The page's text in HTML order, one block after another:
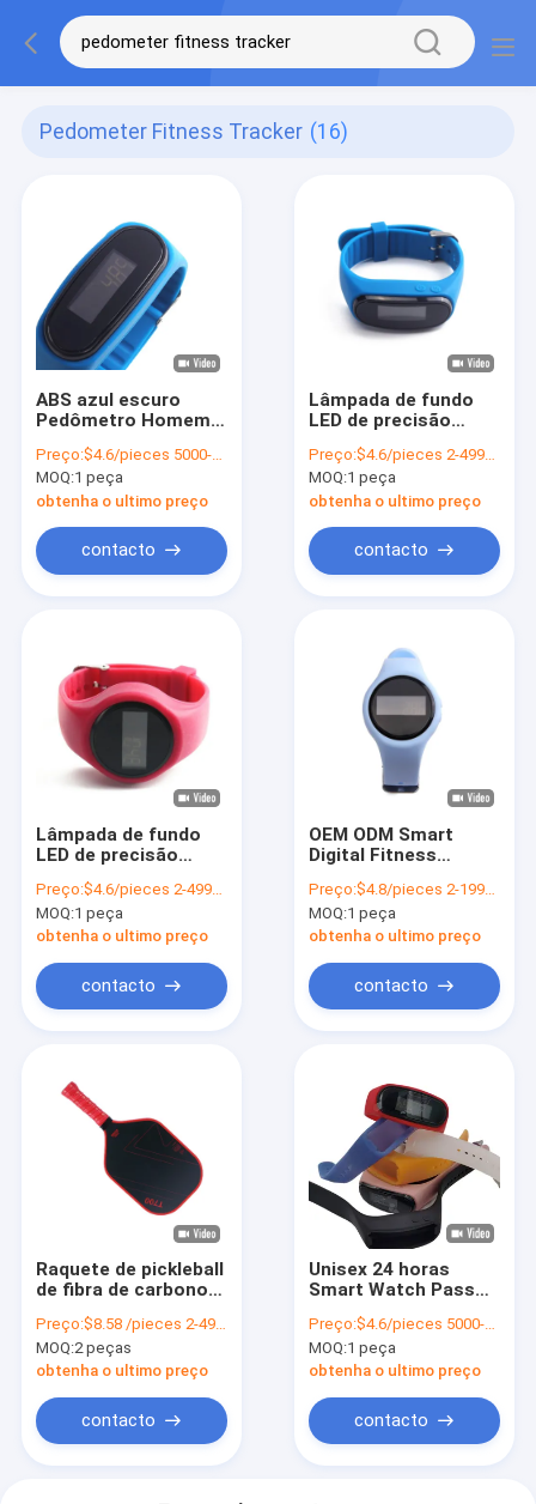
Pedometer Fitness Tracker (16)
ABS azul escuro
Pedômetro Homem
Fitness Tracker 36g
Preço:$4.6/pieces 5000-9999 pieces
MOQ:1 peça
obtenha o ultimo preço
contacto
Lâmpada de fundo
LED de precisão
Pedômetro vestível
Certificado CE
Preço:$4.6/pieces 2-4999 pieces
MOQ:1 peça
obtenha o ultimo preço
contacto
Lâmpada de fundo
LED de precisão
Tempo de intervalo
Buzzer Sistema
vestível Certificado
Preço:$4.6/pieces 2-4999 pieces
MOQ:1 peça
obtenha o ultimo preço
contacto
OEM ODM Smart
Digital Fitness
silicone Digital
Relógio Step Tracker
Preço:$4.8/pieces 2-1999 pieces
MOQ:1 peça
obtenha o ultimo preço
contacto
Raquete de pickleball
de fibra de carbono
com lâmina
integrada
Preço:$8.58 /pieces 2-4999 pieces
MOQ:2 peças
obtenha o ultimo preço
contacto
Unisex 24 horas
Smart Watch Passo
Contador Pulseira
24cm comprimento
Preço:$4.6/pieces 5000-9999 pieces
MOQ:1 peça
obtenha o ultimo preço
contacto